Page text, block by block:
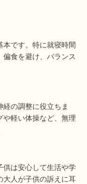
本です。特に就寝時間
偏食を避け、バランス
の調整に役立ちま
や軽い体操など、無理
供は安心して生活や学
大人が子供の訴えに耳